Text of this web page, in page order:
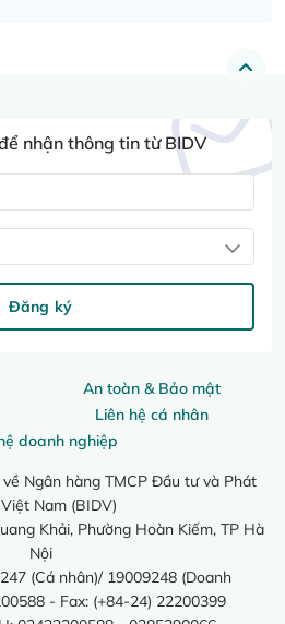
An toàn & Bảo mật
Liên hệ cá nhân
doanh nghiệp
Ngân hàng TMCP Đầu tư và Phát
Nam (BIDV)
Khải, Phường Hoàn Kiếm, TP Hà
Nội
(Cá nhân)/ 19009248 (Doanh
- Fax: (+84-24) 22200399
nhận thông tin từ BIDV
Đăng ký